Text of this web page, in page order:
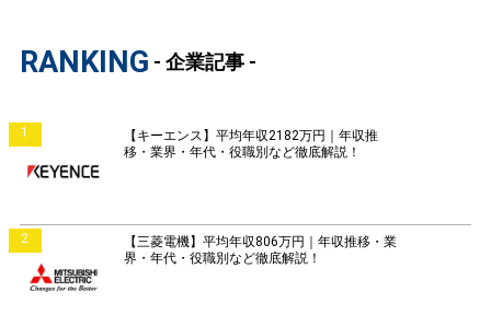
RANKING - 企業記事 -
1
【キーエンス】平均年収2182万円｜年収推
移・業界・年代・役職別など徹底解説！
2
【三菱電機】平均年収806万円｜年収推移・業
界・年代・役職別など徹底解説！